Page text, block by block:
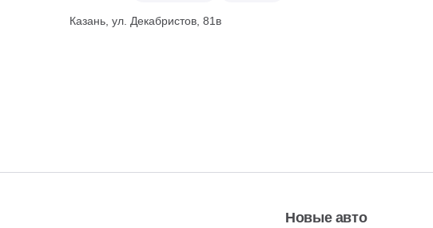
Казань, ул. Декабристов, 81в
Новые авто